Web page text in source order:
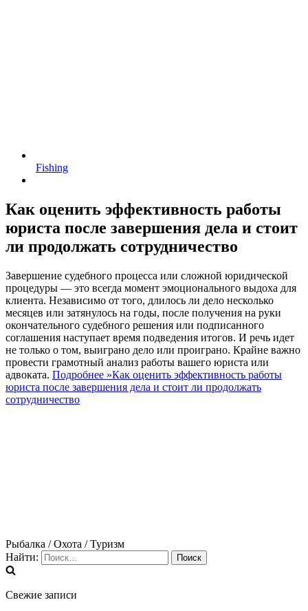
Fishing
Как оценить эффективность работы
юриста после завершения дела и стоит
ли продолжать сотрудничество
Завершение судебного процесса или сложной юридической
процедуры — это всегда момент эмоционального выдоха для
клиента. Независимо от того, длилось ли дело несколько
месяцев или затянулось на годы, после получения на руки
окончательного судебного решения или подписанного
соглашения наступает время подведения итогов. И речь идет
не только о том, выиграно дело или проиграно. Крайне важно
провести грамотный анализ работы вашего юриста или
адвоката. Подробнее »Как оценить эффективность работы
юриста после завершения дела и стоит ли продолжать
сотрудничество
Рыбалка / Охота / Туризм
Найти:
Свежие записи